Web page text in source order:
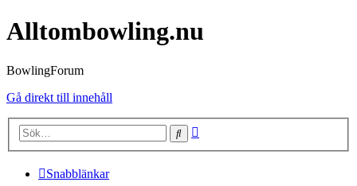
Alltombowling.nu
BowlingForum
Gå direkt till innehåll
Sök
Snabblänkar